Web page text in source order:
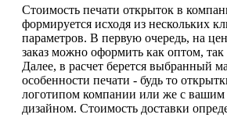
Стоимость печати открыток в
формируется исходя из нескольких
параметров. В первую очередь, на
заказ можно оформить как оптом,
Далее, в расчет берется выбранный
особенности печати - будь то
логотипом компании или же с
дизайном. Стоимость доставки